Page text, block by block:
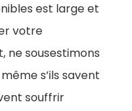
est large et
votre
ne sousestimons
s’ils savent
souffrir